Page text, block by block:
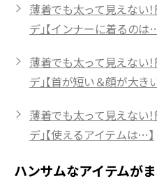
薄着でも太って見えない
デ」【インナーに着るのは
薄着でも太って見えない
デ」【首が短い＆顔が大き
薄着でも太って見えない
デ」【使えるアイテムは…】
ハンサムなアイテムが